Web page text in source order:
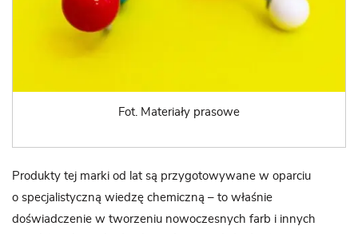
Fot. Materiały prasowe
Produkty tej marki od lat są przygotowywane w oparciu
o specjalistyczną wiedzę chemiczną – to właśnie
doświadczenie w tworzeniu nowoczesnych farb i innych